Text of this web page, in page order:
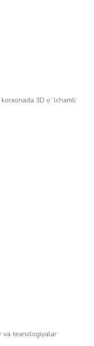
3D oʻlchamli
va texnologiyalar